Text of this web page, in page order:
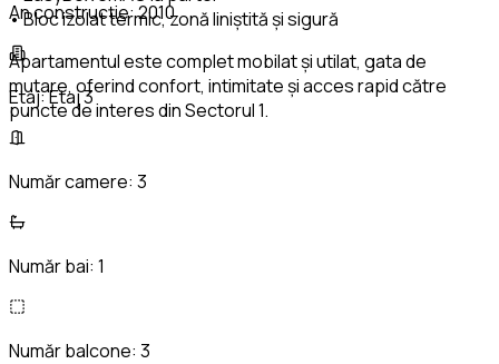
• Bloc izolat termic, zonă liniștită și sigură
Apartamentul este complet mobilat și utilat, gata de
mutare, oferind confort, intimitate și acces rapid către
puncte de interes din Sectorul 1.
An construcție:2010
Etaj:Etaj 3
Număr camere: 3
Număr bai: 1
Număr balcone: 3